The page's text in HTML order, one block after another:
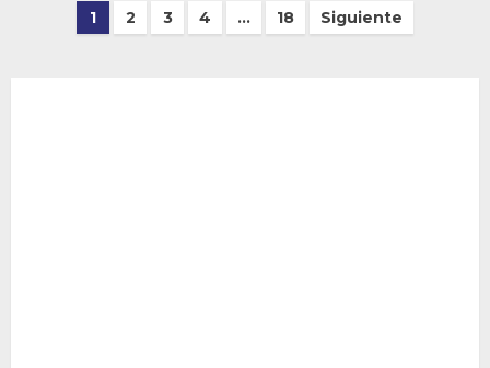
Paginación
1 2 3 4 … 18 Siguiente